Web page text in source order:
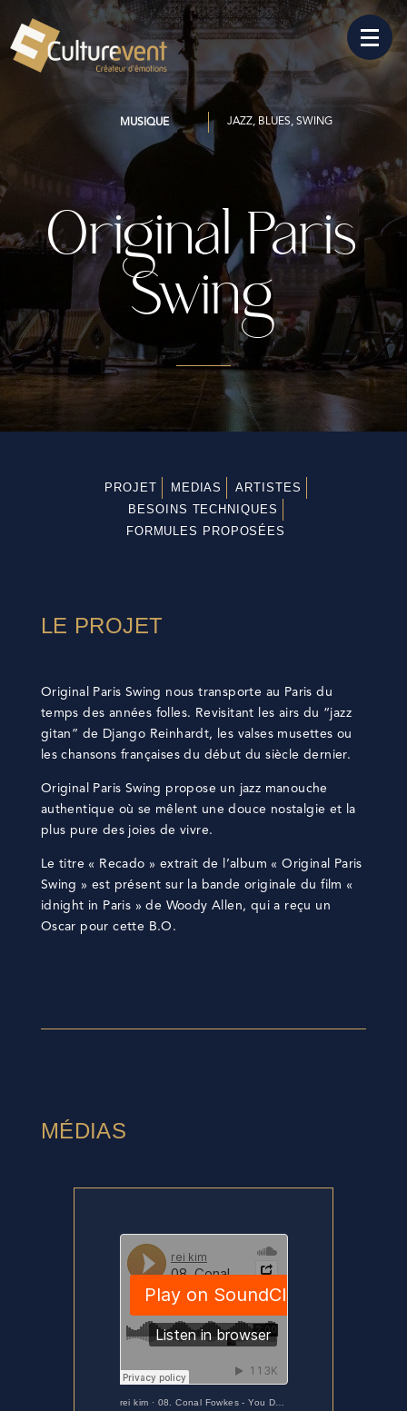
MUSIQUE JAZZ, BLUES, SWING
Original Paris
Swing
PROJET MEDIAS
ARTISTES
BESOINS TECHNIQUES
FORMULES PROPOSÉES
LE PROJET
Original Paris Swing nous transporte au Paris du
temps des années folles. Revisitant les airs du “jazz
gitan” de Django Reinhardt, les valses musettes ou
les chansons françaises du début du siècle dernier.
Original Paris Swing propose un jazz manouche
authentique où se mêlent une douce nostalgie et la
plus pure des joies de vivre.
Le titre « Recado » extrait de l’album « Original Paris
Swing » est présent sur la bande originale du film «
idnight in Paris » de Woody Allen, qui a reçu un
Oscar pour cette B.O.
MÉDIAS
rei kim · 08. Conal Fowkes - You Do Something to Me